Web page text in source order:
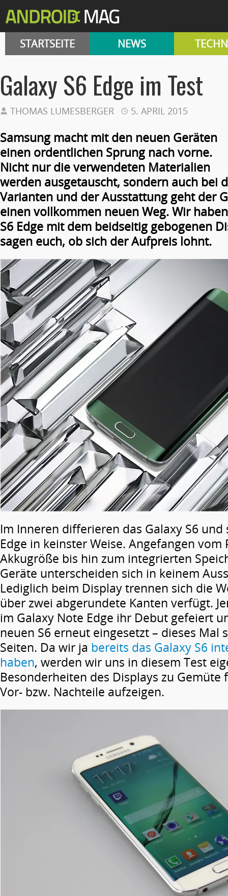
STARTSEITE NEWS
Galaxy S6 Edge im Test
THOMAS LUMESBERGER 5. APRIL 2015
Samsung macht mit den neuen Geräten
einen ordentlichen Sprung nach vorne.
Nicht nur die verwendeten Materialien
werden ausgetauscht, sondern auch bei
Varianten und der Ausstattung geht der
einen vollkommen neuen Weg. Wir
S6 Edge mit dem beidseitig gebogenen
sagen euch, ob sich der Aufpreis lohnt.
Im Inneren differieren das Galaxy S6 und
Edge in keinster Weise. Angefangen vom
Akkugröße bis hin zum integrierten
Geräte unterscheiden sich in keinem
Lediglich beim Display trennen sich die
über zwei abgerundete Kanten verfügt.
im Galaxy Note Edge ihr Debut gefeiert
neuen S6 erneut eingesetzt – dieses Mal
Seiten. Da wir ja bereits das Galaxy S6
haben, werden wir uns in diesem Test
Besonderheiten des Displays zu
Vor- bzw. Nachteile aufzeigen.